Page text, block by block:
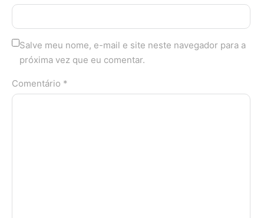
Salve meu nome, e-mail e site neste navegador para a
próxima vez que eu comentar.
Comentário *